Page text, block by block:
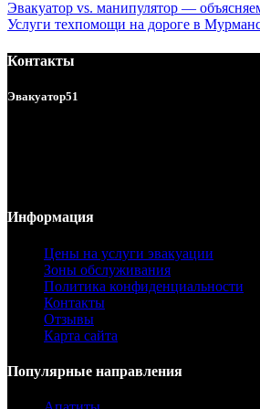
Эвакуатор vs. манипулятор —
Услуги техпомощи на дороге в
Контакты
Эвакуатор51
Информация
Цены на услуги эвакуации
Зоны обслуживания
Политика конфиденциальности
Контакты
Отзывы
Карта сайта
Популярные направления